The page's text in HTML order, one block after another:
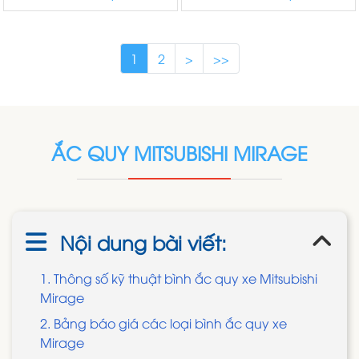
1 2 > >>
ẮC QUY MITSUBISHI MIRAGE
Nội dung bài viết:
1. Thông số kỹ thuật bình ắc quy xe Mitsubishi
Mirage
2. Bảng báo giá các loại bình ắc quy xe
Mirage